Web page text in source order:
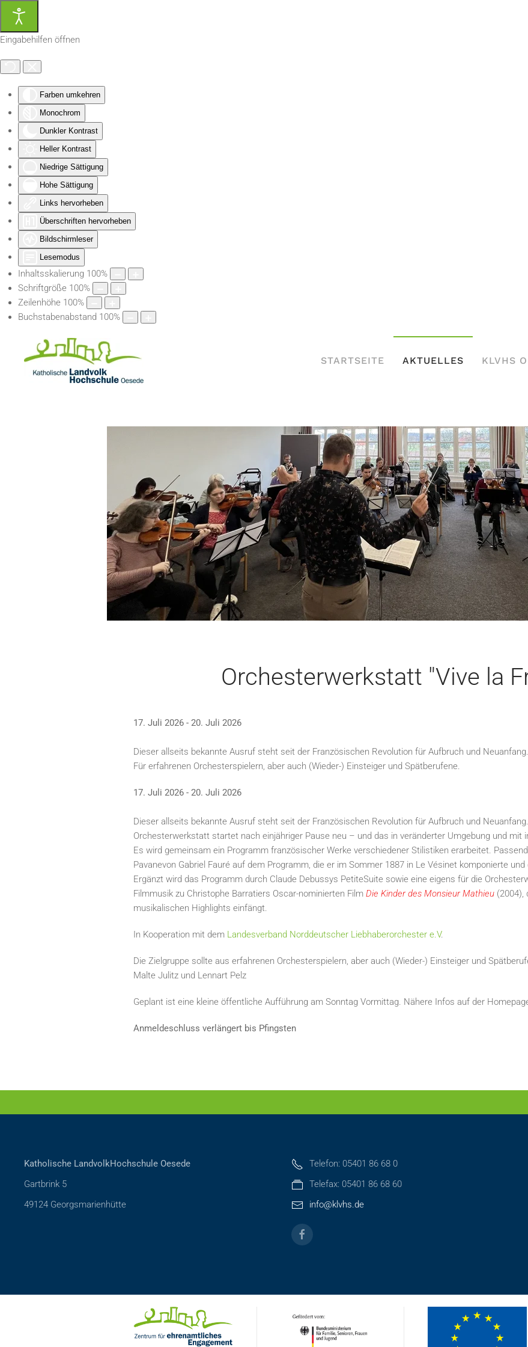
Eingabehilfen öffnen
Farben umkehren
Monochrom
Dunkler Kontrast
Heller Kontrast
Niedrige Sättigung
Hohe Sättigung
Links hervorheben
Überschriften hervorheben
Bildschirmleser
Lesemodus
Inhaltsskalierung 100%
Schriftgröße 100%
Zeilenhöhe 100%
Buchstabenabstand 100%
Zum Hauptinhalt springen
STARTSEITE AKTUELLES KLVHS
Orchesterwerkstatt "Vive la
17. Juli 2026 - 20. Juli 2026
Dieser allseits bekannte Ausruf steht seit der Französischen Revolution für Aufbruch und Neuanfang.
Für erfahrenen Orchesterspielern, aber auch (Wieder-) Einsteiger und Spätberufene.
17. Juli 2026 - 20. Juli 2026
Dieser allseits bekannte Ausruf steht seit der Französischen Revolution für Aufbruch und
Orchesterwerkstatt startet nach einjähriger Pause neu – und das in veränderter Umgebung und mit
Es wird gemeinsam ein Programm französischer Werke verschiedener Stilistiken erarbeitet.
Pavanevon Gabriel Fauré auf dem Programm, die er im Sommer 1887 in Le Vésinet komponierte
Ergänzt wird das Programm durch Claude Debussys PetiteSuite sowie eine eigens für die
Filmmusik zu Christophe Barratiers Oscar-nominierten Film Die Kinder des Monsieur Mathieu (2004),
musikalischen Highlights einfängt.
In Kooperation mit dem Landesverband Norddeutscher Liebhaberorchester e.V.
Die Zielgruppe sollte aus erfahrenen Orchesterspielern, aber auch (Wieder-) Einsteiger und
Malte Julitz und Lennart Pelz
Geplant ist eine kleine öffentliche Aufführung am Sonntag Vormittag. Nähere Infos auf der
Anmeldeschluss verlängert bis Pfingsten
Katholische LandvolkHochschule Oesede
Gartbrink 5
49124 Georgsmarienhütte
Telefon: 05401 86 68 0
Telefax: 05401 86 68 60
info@klvhs.de